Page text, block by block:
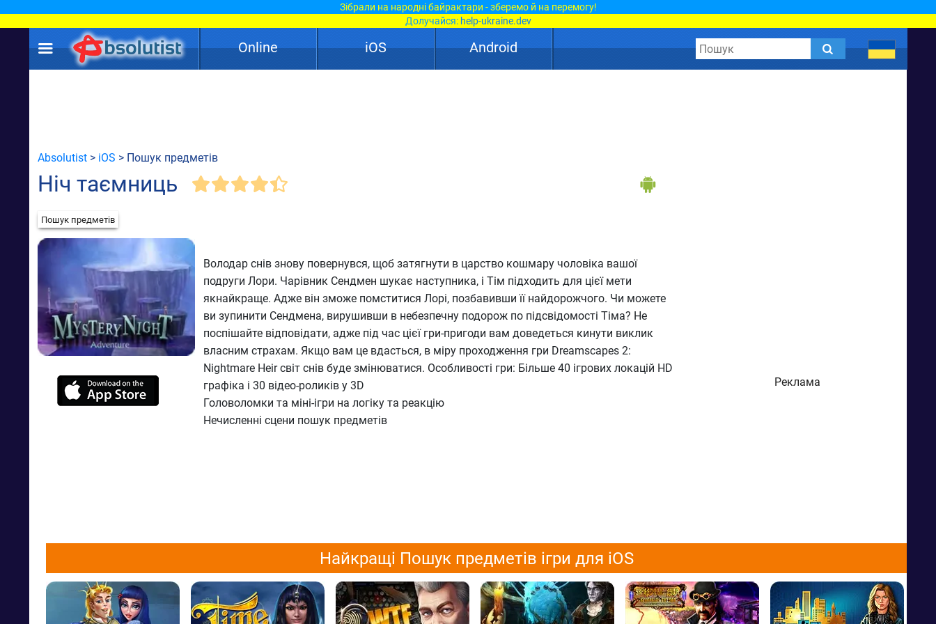
Зібрали на народні байрактари - зберемо й на перемогу!
Долучайся: help-ukraine.dev
Online iOS Android
Absolutist > iOS > Пошук предметів
Ніч таємниць
Пошук предметів
Володар снів знову повернувся, щоб затягнути в царство кошмару чоловіка вашої
подруги Лори. Чарівник Сендмен шукає наступника, і Тім підходить для цієї мети
якнайкраще. Адже він зможе помститися Лорі, позбавивши її найдорожчого. Чи можете
ви зупинити Сендмена, вирушивши в небезпечну подорож по підсвідомості Тіма? Не
поспішайте відповідати, адже під час цієї гри-пригоди вам доведеться кинути виклик
власним страхам. Якщо вам це вдасться, в міру проходження гри Dreamscapes 2:
Nightmare Heir світ снів буде змінюватися. Особливості гри: Більше 40 ігрових локацій HD
графіка і 30 відео-роликів у 3D
Головоломки та міні-ігри на логіку та реакцію
Нечисленні сцени пошук предметів
Реклама
Найкращі Пошук предметів ігри для iOS